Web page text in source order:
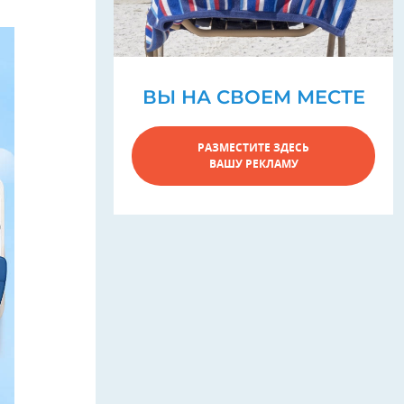
ВЫ НА СВОЕМ МЕСТЕ
РАЗМЕСТИТЕ ЗДЕСЬ
ВАШУ РЕКЛАМУ